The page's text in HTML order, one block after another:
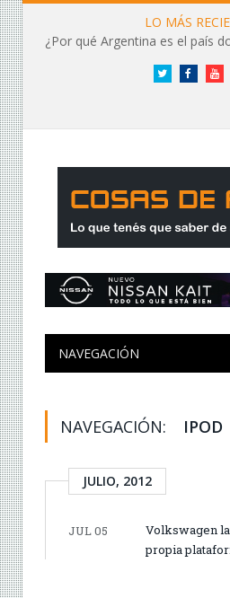
LO MÁS
¿Por qué Argentina es el país
Twitter Facebook
NAVEGACIÓN
NAVEGACIÓN: IPOD
JULIO, 2012
JUL 05
Volkswagen
propia